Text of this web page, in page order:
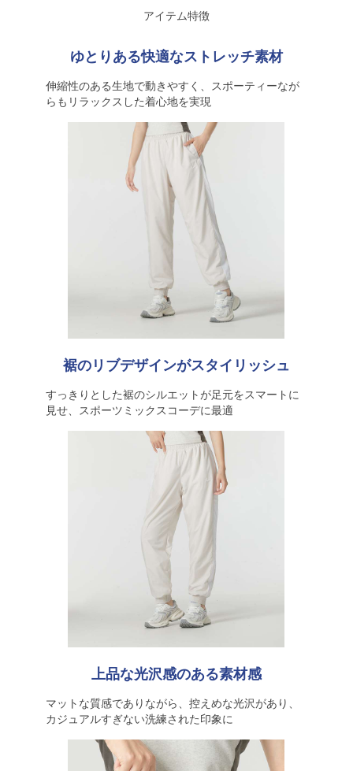
アイテム特徴
ゆとりある快適なストレッチ素材
伸縮性のある生地で動きやすく、スポーティーなが
らもリラックスした着心地を実現
裾のリブデザインがスタイリッシュ
すっきりとした裾のシルエットが足元をスマートに
見せ、スポーツミックスコーデに最適
上品な光沢感のある素材感
マットな質感でありながら、控えめな光沢があり、
カジュアルすぎない洗練された印象に